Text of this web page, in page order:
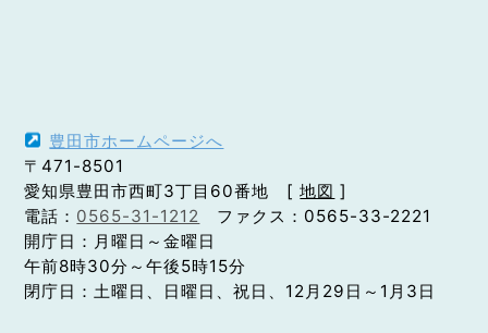
豊田市ホームページへ
〒471-8501
愛知県豊田市西町3丁目60番地 [地図 ]
電話： 0565-31-1212 ファクス：0565-33-2221
開庁日：月曜日～金曜日
午前8時30分～午後5時15分
閉庁日：土曜日、日曜日、祝日、12月29日～1月3日